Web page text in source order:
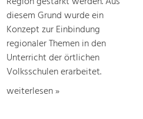
diesem Grund wurde ein
Konzept zur Einbindung
regionaler Themen in den
Unterricht der örtlichen
Volksschulen erarbeitet.
weiterlesen »